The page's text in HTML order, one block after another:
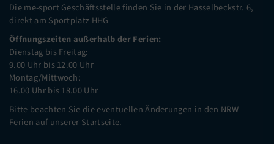
Die me-sport Geschäftsstelle finden Sie in der Hasselbeckstr. 6,
direkt am Sportplatz HHG
Öffnungszeiten außerhalb der Ferien:
Dienstag bis Freitag:
9.00 Uhr bis 12.00 Uhr
Montag/Mittwoch:
16.00 Uhr bis 18.00 Uhr
Bitte beachten Sie die eventuellen Änderungen in den NRW
Ferien auf unserer Startseite.